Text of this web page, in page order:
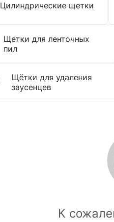
Цилиндрические щетки
Щетки для ленточных
пил
Щётки для удаления
заусенцев
К